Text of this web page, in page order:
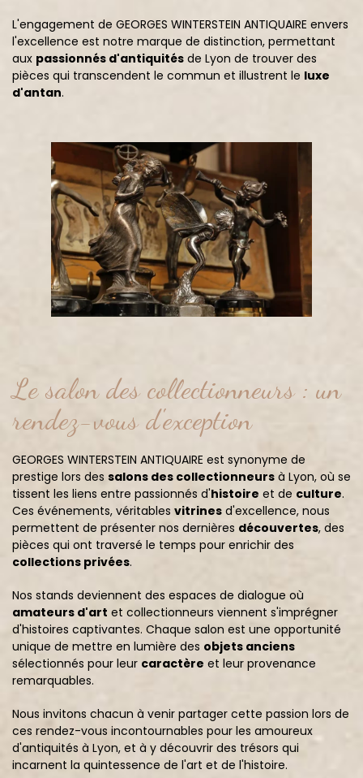
L'engagement de GEORGES WINTERSTEIN ANTIQUAIRE envers
l'excellence est notre marque de distinction, permettant
aux passionnés d'antiquités de Lyon de trouver des
pièces qui transcendent le commun et illustrent le luxe
d'antan.
Le salon des collectionneurs : un
rendez-vous d'exception
GEORGES WINTERSTEIN ANTIQUAIRE est synonyme de
prestige lors des salons des collectionneurs à Lyon, où se
tissent les liens entre passionnés d'histoire et de culture.
Ces événements, véritables vitrines d'excellence, nous
permettent de présenter nos dernières découvertes, des
pièces qui ont traversé le temps pour enrichir des
collections privées.
Nos stands deviennent des espaces de dialogue où
amateurs d'art et collectionneurs viennent s'imprégner
d'histoires captivantes. Chaque salon est une opportunité
unique de mettre en lumière des objets anciens
sélectionnés pour leur caractère et leur provenance
remarquables.
Nous invitons chacun à venir partager cette passion lors de
ces rendez-vous incontournables pour les amoureux
d'antiquités à Lyon, et à y découvrir des trésors qui
incarnent la quintessence de l'art et de l'histoire.